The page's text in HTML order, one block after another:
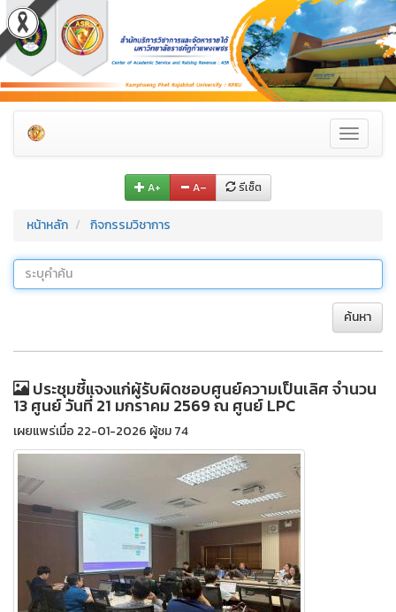
Toggle
A+ A– รีเซ็ต
หน้าหลัก กิจกรรมวิชาการ
ค้นหา
ประชุมชี้แจงแก่ผู้รับผิดชอบศูนย์ความเป็นเลิศ จำนวน
13 ศูนย์ วันที่ 21 มกราคม 2569 ณ ศูนย์ LPC
เผยแพร่เมื่อ 22-01-2026 ผู้ชม 74